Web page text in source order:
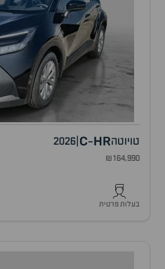
טויוטה C-HR
2026
₪164,990
בעלות פרטית